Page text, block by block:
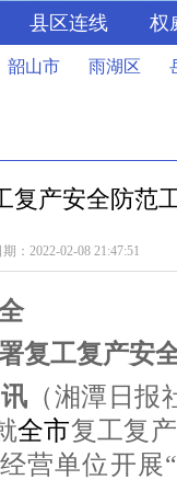
县区连线 权
韶山市 雨湖区
复产安全防范
2022-02-08 21:47:51
复工复产安
（湘潭日报
全市复工复
营单位开展